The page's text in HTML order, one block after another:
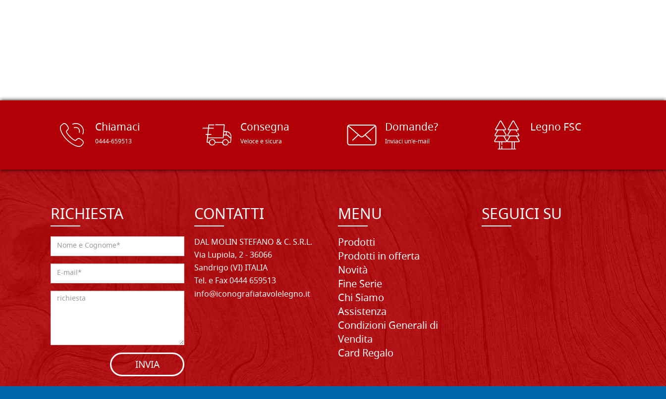
Chiamaci
0444-659513
Consegna
Veloce e sicura
Domande?
Inviaci un'e-mail
Legno FSC
RICHIESTA
INVIA
CONTATTI
DAL MOLIN STEFANO & C. S.R.L.
Via Lupiola, 2 - 36066
Sandrigo (VI) ITALIA
Tel. e Fax 0444 659513
info@iconografiatavolelegno.it
MENU
Prodotti
Prodotti in offerta
Novità
Fine Serie
Chi Siamo
Assistenza
Condizioni Generali di
Vendita
Card Regalo
SEGUICI SU